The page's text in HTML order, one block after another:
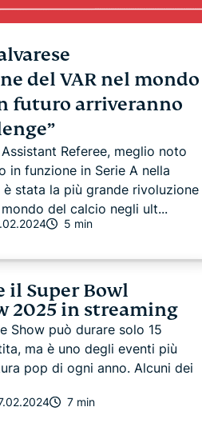
del VAR nel mondo
futuro arriveranno
Referee, meglio noto
in funzione in Serie A nella
è stata la più grande rivoluzione
del calcio negli ult...
5 min
il Super Bowl
2025 in streaming
Show può durare solo 15
ma è uno degli eventi più
pop di ogni anno. Alcuni dei
7 min